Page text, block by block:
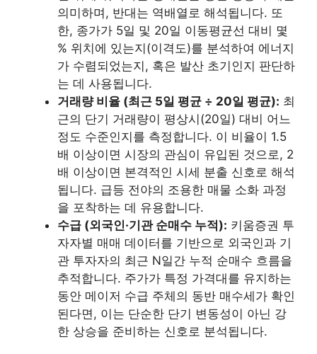
의미하며, 반대는 역배열로 해석됩니다. 또
한, 종가가 5일 및 20일 이동평균선 대비 몇
% 위치에 있는지(이격도)를 분석하여 에너지
가 수렴되었는지, 혹은 발산 초기인지 판단하
는 데 사용됩니다.
거래량 비율 (최근 5일 평균 ÷ 20일 평균): 최
근의 단기 거래량이 평상시(20일) 대비 어느
정도 수준인지를 측정합니다. 이 비율이 1.5
배 이상이면 시장의 관심이 유입된 것으로, 2
배 이상이면 본격적인 시세 분출 신호로 해석
됩니다. 급등 전야의 조용한 매물 소화 과정
을 포착하는 데 유용합니다.
수급 (외국인·기관 순매수 누적): 키움증권 투
자자별 매매 데이터를 기반으로 외국인과 기
관 투자자의 최근 N일간 누적 순매수 흐름을
추적합니다. 주가가 특정 가격대를 유지하는
동안 메이저 수급 주체의 동반 매수세가 확인
된다면, 이는 단순한 단기 변동성이 아닌 강
한 상승을 준비하는 신호로 분석됩니다.